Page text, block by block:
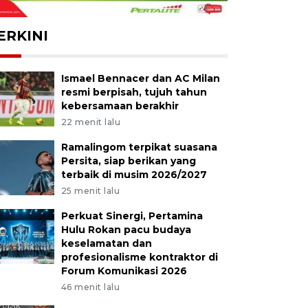
Ismael Bennacer dan AC Milan
resmi berpisah, tujuh tahun
kebersamaan berakhir
22 menit lalu
Ramalingom terpikat suasana
Persita, siap berikan yang
terbaik di musim 2026/2027
25 menit lalu
Perkuat Sinergi, Pertamina
Hulu Rokan pacu budaya
keselamatan dan
profesionalisme kontraktor di
Forum Komunikasi 2026
46 menit lalu